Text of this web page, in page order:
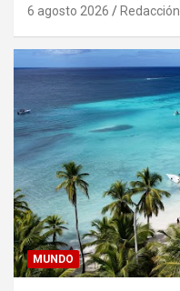
6 agosto 2026 Redacción
MUNDO